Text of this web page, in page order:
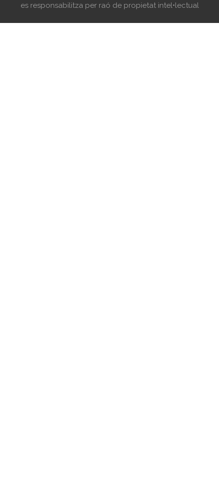
es responsabilitza per raó de propietat intel•lectual